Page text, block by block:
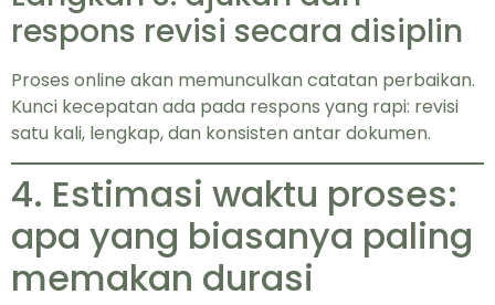
respons revisi secara disiplin
Proses online akan memunculkan catatan perbaikan.
Kunci kecepatan ada pada respons yang rapi: revisi
satu kali, lengkap, dan konsisten antar dokumen.
4. Estimasi waktu proses:
apa yang biasanya paling
memakan durasi